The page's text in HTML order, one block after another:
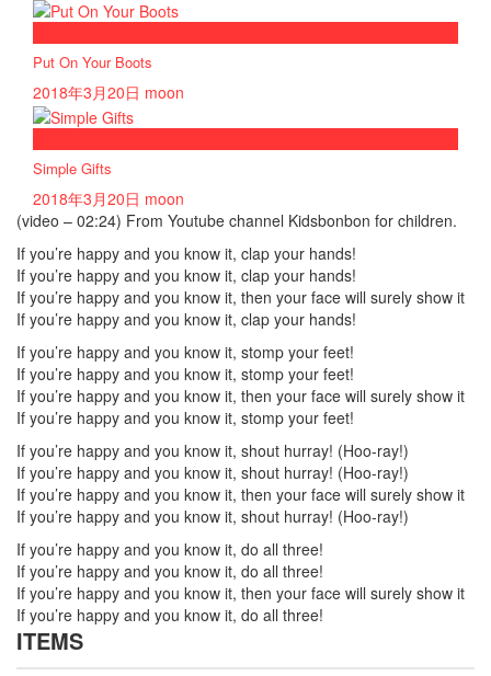
Put On Your Boots
2018年3月20日 moon
Simple Gifts
2018年3月20日 moon
(video – 02:24) From Youtube channel Kidsbonbon for children.
If you’re happy and you know it, clap your hands!
If you’re happy and you know it, clap your hands!
If you’re happy and you know it, then your face will surely show it
If you’re happy and you know it, clap your hands!
If you’re happy and you know it, stomp your feet!
If you’re happy and you know it, stomp your feet!
If you’re happy and you know it, then your face will surely show it
If you’re happy and you know it, stomp your feet!
If you’re happy and you know it, shout hurray! (Hoo-ray!)
If you’re happy and you know it, shout hurray! (Hoo-ray!)
If you’re happy and you know it, then your face will surely show it
If you’re happy and you know it, shout hurray! (Hoo-ray!)
If you’re happy and you know it, do all three!
If you’re happy and you know it, do all three!
If you’re happy and you know it, then your face will surely show it
If you’re happy and you know it, do all three!
ITEMS